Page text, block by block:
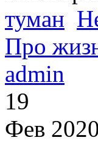
туман
Про
admin
19
Фев 2020